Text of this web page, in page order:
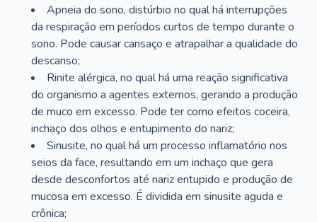
Apneia do sono, distúrbio no qual há interrupções
da respiração em períodos curtos de tempo durante o
sono. Pode causar cansaço e atrapalhar a qualidade do
descanso;
Rinite alérgica, no qual há uma reação significativa
do organismo a agentes externos, gerando a produção
de muco em excesso. Pode ter como efeitos coceira,
inchaço dos olhos e entupimento do nariz;
Sinusite, no qual há um processo inflamatório nos
seios da face, resultando em um inchaço que gera
desde desconfortos até nariz entupido e produção de
mucosa em excesso. É dividida em sinusite aguda e
crônica;